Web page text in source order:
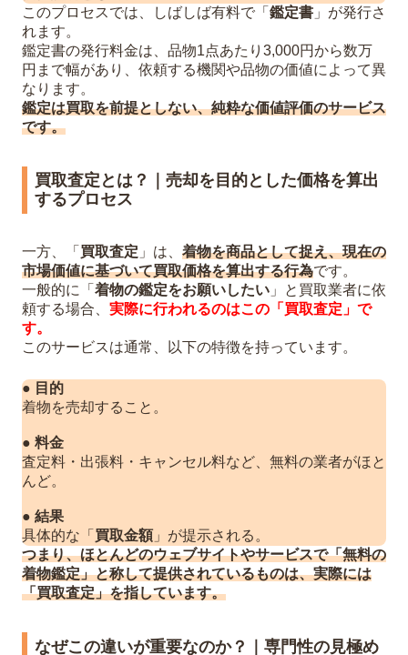
Q4. 帯や和装小物も一緒に査定できます
Q5. 出張査定を依頼する前に、何か準備
このプロセスでは、しばしば有料で「 鑑定書 」が発行さ
れます。
鑑定書の発行料金は、品物1点あたり3,000円から数万
円まで幅があり、依頼する機関や品物の価値によって異
なります。
鑑定は買取を前提としない、純粋な価値評価のサービス
です。
買取査定とは？｜売却を目的とした価格を算出
するプロセス
一方、「 買取査定 」は、 着物を商品として捉え、現在の
市場価値に基づいて買取価格を算出する行為です。
一般的に「 着物の鑑定をお願いしたい 」と買取業者に依
頼する場合、 実際に行われるのはこの「買取査定」で
す。
このサービスは通常、以下の特徴を持っています。
● 目的
着物を売却すること。
● 料金
査定料・出張料・キャンセル料など、無料の業者がほと
んど。
● 結果
具体的な「 買取金額」が提示される。
つまり、ほとんどのウェブサイトやサービスで「無料の
着物鑑定」と称して提供されているものは、実際には
「買取査定」を指しています。
なぜこの違いが重要なのか？｜専門性の見極め